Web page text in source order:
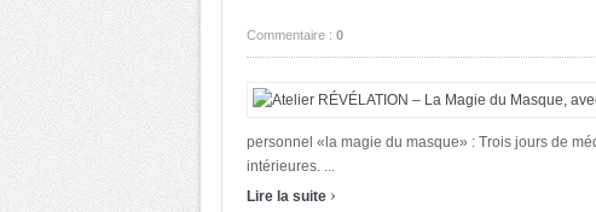
Commentaire : 0
personnel «la magie du masque» : Trois jours de
intérieures. ...
Lire la suite ›